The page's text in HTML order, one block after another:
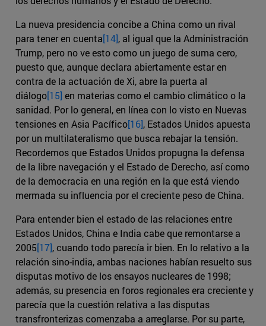
La nueva presidencia concibe a China como un rival
para tener en cuenta[14], al igual que la Administración
Trump, pero no ve esto como un juego de suma cero,
puesto que, aunque declara abiertamente estar en
contra de la actuación de Xi, abre la puerta al
diálogo[15] en materias como el cambio climático o la
sanidad. Por lo general, en línea con lo visto en Nuevas
tensiones en Asia Pacífico[16], Estados Unidos apuesta
por un multilateralismo que busca rebajar la tensión.
Recordemos que Estados Unidos propugna la defensa
de la libre navegación y el Estado de Derecho, así como
de la democracia en una región en la que está viendo
mermada su influencia por el creciente peso de China.
Para entender bien el estado de las relaciones entre
Estados Unidos, China e India cabe que remontarse a
2005[17], cuando todo parecía ir bien. En lo relativo a la
relación sino-india, ambas naciones habían resuelto sus
disputas motivo de los ensayos nucleares de 1998;
además, su presencia en foros regionales era creciente y
parecía que la cuestión relativa a las disputas
transfronterizas comenzaba a arreglarse. Por su parte,